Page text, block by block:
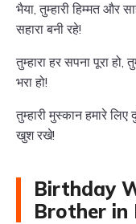
भैया, तुम्हारी हिम्मत और
सहारा बनी रहे!
तुम्हारा हर सपना पूरा हो,
भरा हो!
तुम्हारी मुस्कान हमारे
खुश रखे!
Birthday
Brother in